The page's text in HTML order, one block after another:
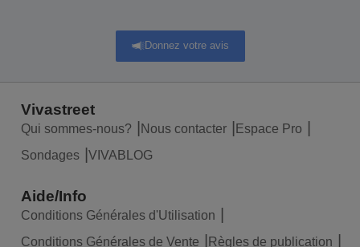
Donnez votre avis
Vivastreet
Qui sommes-nous? Nous contacter
Espace Pro
Sondages
VIVABLOG
Aide/Info
Conditions Générales d'Utilisation
Conditions Générales de Vente
Règles de publication